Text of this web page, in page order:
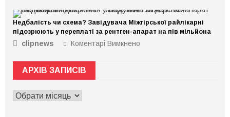
ідею
чи
діюче
Недбалість чи схема? Завідувача Міжгірської райлікарні
підозрюють у переплаті за рентген-апарат на пів мільйона
clipnews Коментарі Вимкнено
АРХІВ ЗАПИСІВ
АРХІВ
ЗАПИСІВ